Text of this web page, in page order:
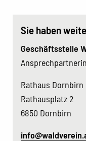
Sie haben
Geschäftsstelle
Rathaus Dornbirn
Rathausplatz 2
6850 Dornbirn